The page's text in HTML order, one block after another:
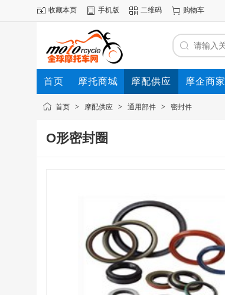
收藏本页 手机版 二维码 购物车
首页 摩托商城 摩配供应 摩企商家
动态首页 > 摩配供应 > 通用部件 > 密封件
O形密封圈